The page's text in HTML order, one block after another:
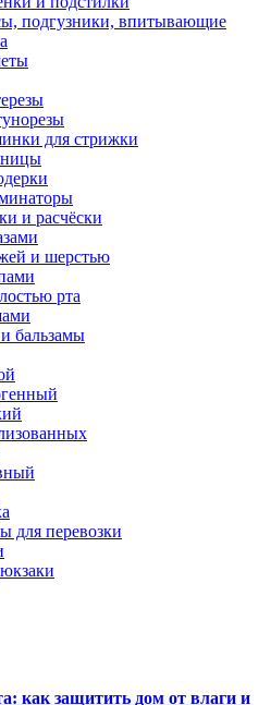
подгузники, впитывающие
для стрижки
и расчёски
и шерстью
рта
бальзамы
для перевозки
как защитить дом от влаги и